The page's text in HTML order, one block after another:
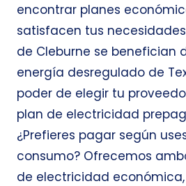
encontrar planes
satisfacen tus
de Cleburne se benefician
energía desregulado de
poder de elegir tu
plan de electricidad
¿Prefieres pagar según
consumo? Ofrecemos
de electricidad